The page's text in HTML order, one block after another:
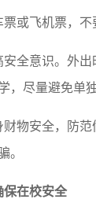
票或飞机票，不
全意识。外
，尽量避免单
物安全，防
。
保在校安全